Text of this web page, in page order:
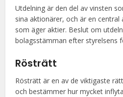
Utdelning är den del av vinsten
sina aktionärer, och är en
som äger aktier. Beslut om
bolagsstämman efter styrelsens
Rösträtt
Rösträtt är en av de viktigaste
och bestämmer hur mycket